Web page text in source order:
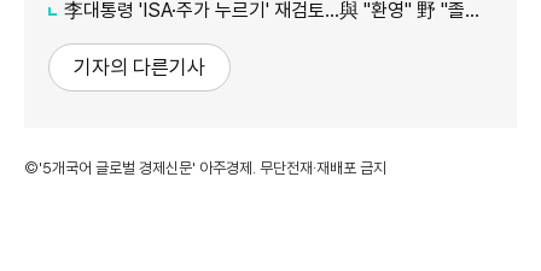
李대통령 'ISA·주가 누르기' 재검토…與 "환영" 野 "졸속 국정"
기자의 다른기사
©'5개국어 글로벌 경제신문' 아주경제. 무단전재·재배포 금지